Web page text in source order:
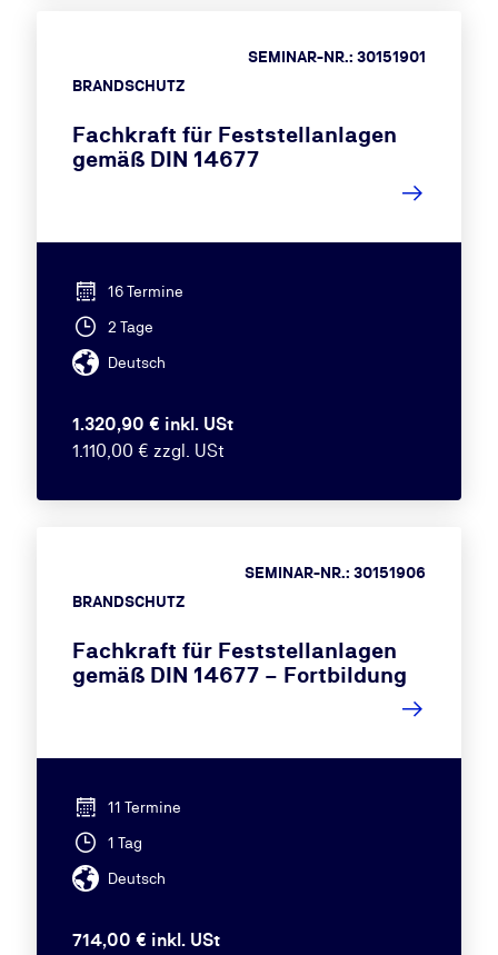
BRANDSCHUTZ
SEMINAR-NR.: 30151901
Fachkraft für Feststellanlagen
gemäß DIN 14677
16 Termine
2 Tage
Deutsch
1.320,90 € inkl. USt
1.110,00 € zzgl. USt
BRANDSCHUTZ
SEMINAR-NR.: 30151906
Fachkraft für Feststellanlagen
gemäß DIN 14677 – Fortbildung
11 Termine
1 Tag
Deutsch
714,00 € inkl. USt